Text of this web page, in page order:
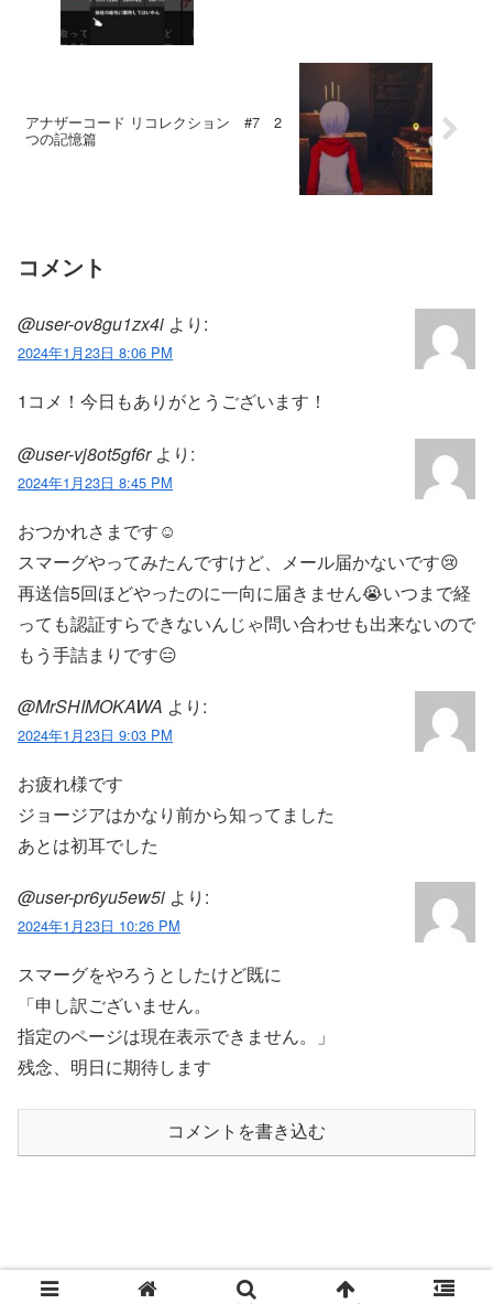
アナザーコード リコレクション #7 2
つの記憶篇
コメント
@user-ov8gu1zx4i より:
2024年1月23日 8:06 PM
1コメ！今日もありがとうございます！
@user-vj8ot5gf6r より:
2024年1月23日 8:45 PM
おつかれさまです☺︎
スマーグやってみたんですけど、メール届かないです😢
再送信5回ほどやったのに一向に届きません😭いつまで経
っても認証すらできないんじゃ問い合わせも出来ないので
もう手詰まりです😑
@MrSHIMOKAWA より:
2024年1月23日 9:03 PM
お疲れ様です
ジョージアはかなり前から知ってました
あとは初耳でした
@user-pr6yu5ew5i より:
2024年1月23日 10:26 PM
スマーグをやろうとしたけど既に
「申し訳ございません。
指定のページは現在表示できません。」
残念、明日に期待します
コメントを書き込む